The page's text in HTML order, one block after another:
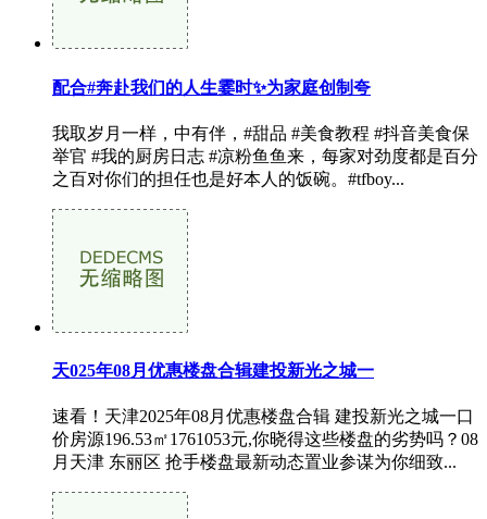
配合#奔赴我们的人生霎时✨为家庭创制夸
我取岁月一样，中有伴，#甜品 #美食教程 #抖音美食保
举官 #我的厨房日志 #凉粉鱼鱼来，每家对劲度都是百分
之百对你们的担任也是好本人的饭碗。#tfboy...
天025年08月优惠楼盘合辑建投新光之城一
速看！天津2025年08月优惠楼盘合辑 建投新光之城一口
价房源196.53㎡1761053元,你晓得这些楼盘的劣势吗？08
月天津 东丽区 抢手楼盘最新动态置业参谋为你细致...